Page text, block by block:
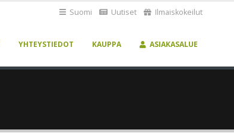
Suomi Uutiset Ilmaiskokeilut
YHTEYSTIEDOT KAUPPA ASIAKASALUE